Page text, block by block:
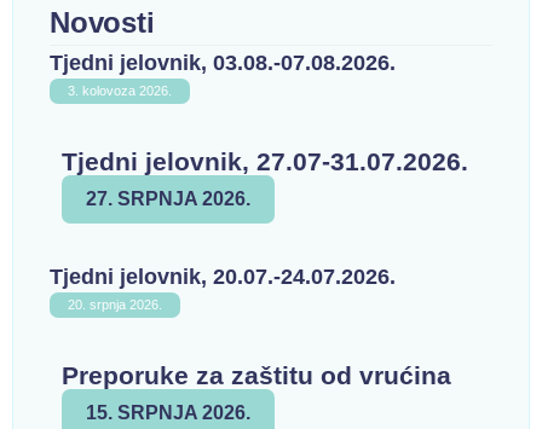
Novosti
Tjedni jelovnik, 03.08.-07.08.2026.
3. kolovoza 2026.
Tjedni jelovnik, 27.07-31.07.2026.
27. SRPNJA 2026.
Tjedni jelovnik, 20.07.-24.07.2026.
20. srpnja 2026.
Preporuke za zaštitu od vrućina
15. SRPNJA 2026.